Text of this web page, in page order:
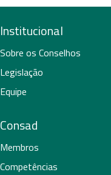
Institucional
Sobre os Conselhos
Legislação
Equipe
Consad
Membros
Competências